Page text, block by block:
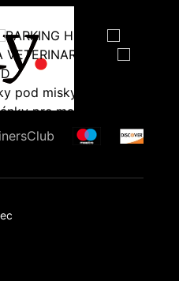
BARKING HEADS
VETERINARY DIET
pod misky
pre mačky
do toaliet pre mačky